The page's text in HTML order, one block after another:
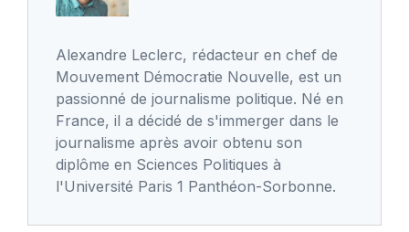
Alexandre Leclerc, rédacteur en chef de
Mouvement Démocratie Nouvelle, est un
passionné de journalisme politique. Né en
France, il a décidé de s'immerger dans le
journalisme après avoir obtenu son
diplôme en Sciences Politiques à
l'Université Paris 1 Panthéon-Sorbonne.